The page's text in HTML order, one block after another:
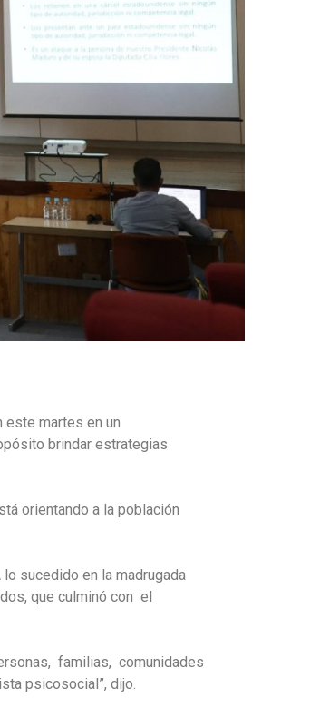
este martes en un
brindar estrategias
orientando a la población
sucedido en la madrugada
que culminó con el
familias, comunidades
psicosocial”, dijo.